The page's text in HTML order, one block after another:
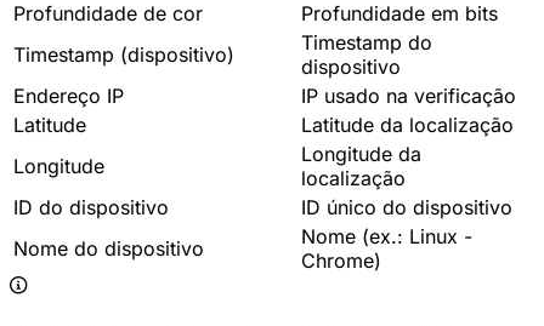
Profundidade de cor
Profundidade em bits
Timestamp (dispositivo)
Timestamp do
dispositivo
Endereço IP
IP usado na verificação
Latitude
Latitude da localização
Longitude
Longitude da
localização
ID do dispositivo
ID único do dispositivo
Nome do dispositivo
Nome (ex.: Linux -
Chrome)